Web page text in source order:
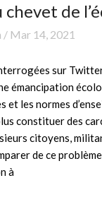
chevet de
/ Mar 14, 2021
sur
émancipation
et les normes
constituer des
citoyens,
de ce
à